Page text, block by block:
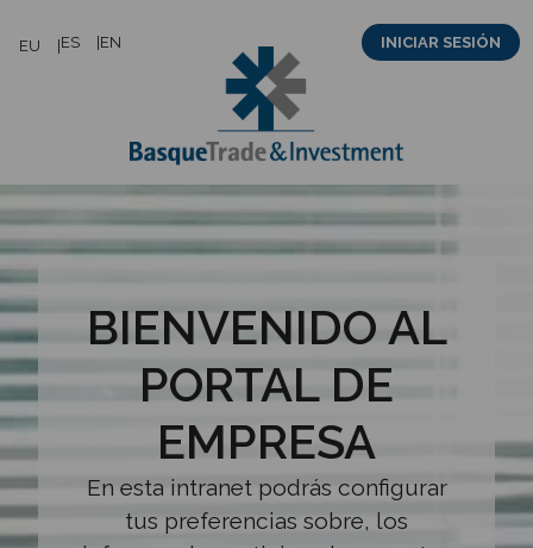
EU ES EN INICIAR SESIÓN
BIENVENIDO AL
PORTAL DE
EMPRESA
En esta intranet podrás configurar
tus preferencias sobre, los